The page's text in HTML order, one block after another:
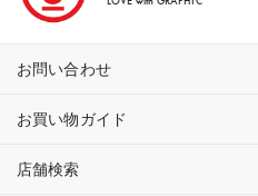
お問い合わせ
お買い物ガイド
店舗検索